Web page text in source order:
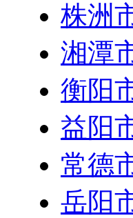
株洲
湘潭
衡阳
益阳
常德
岳阳